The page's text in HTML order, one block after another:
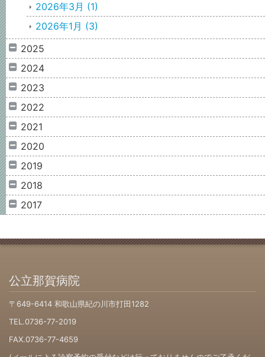
2026年3月 (1)
2026年1月 (3)
2025
2024
2023
2022
2021
2020
2019
2018
2017
公立那賀病院
〒649-6414 和歌山県紀の川市打田1282
TEL.0736-77-2019
FAX.0736-77-4659